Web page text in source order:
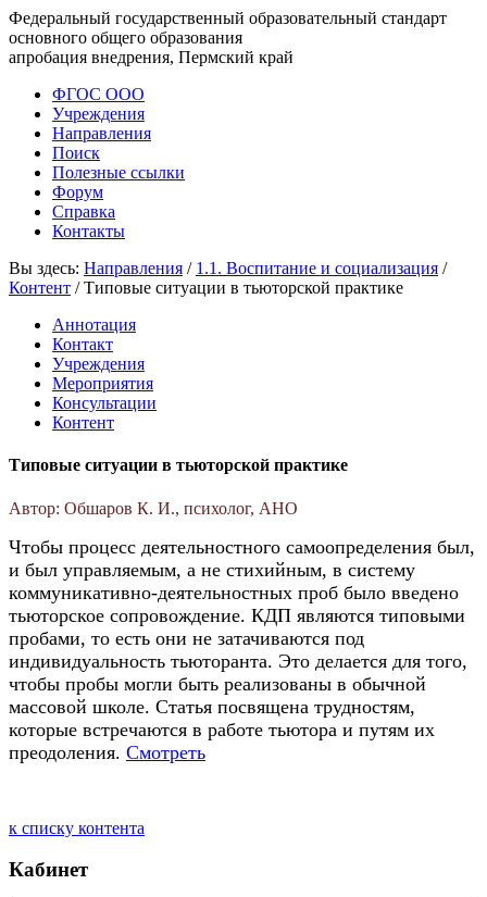
Федеральный государственный образовательный стандарт
основного общего образования
апробация внедрения, Пермский край
ФГОС ООО
Учреждения
Направления
Поиск
Полезные ссылки
Форум
Справка
Контакты
Вы здесь: Направления / 1.1. Воспитание и социализация /
Контент /Типовые ситуации в тьюторской практике
Аннотация
Контакт
Учреждения
Мероприятия
Консультации
Контент
Типовые ситуации в тьюторской практике
Автор: Обшаров К. И., психолог, АНО
Чтобы процесс деятельностного самоопределения был,
и был управляемым, а не стихийным, в систему
коммуникативно-деятельностных проб было введено
тьюторское сопровождение. КДП являются типовыми
пробами, то есть они не затачиваются под
индивидуальность тьюторанта. Это делается для того,
чтобы пробы могли быть реализованы в обычной
массовой школе. Статья посвящена трудностям,
которые встречаются в работе тьютора и путям их
преодоления. Смотреть
к списку контента
Кабинет